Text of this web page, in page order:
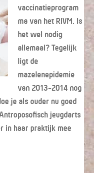
vaccinatieprogram
ma van het RIVM. Is
het wel nodig
allemaal? Tegelijk
ligt de
mazelenepidemie
van 2013-2014 nog
je als ouder nu goed
jeugdarts
in haar praktijk mee